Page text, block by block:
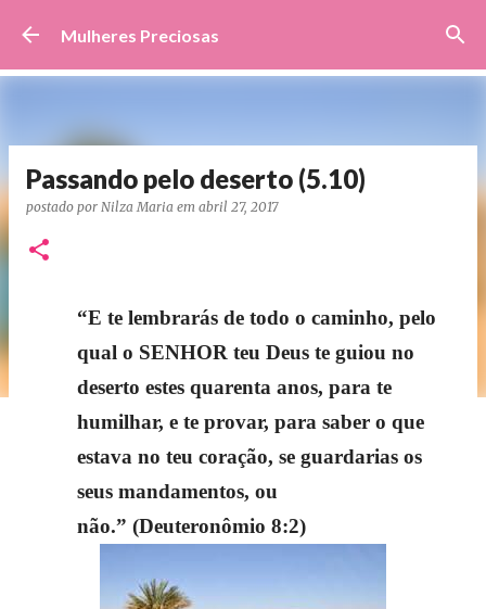
Pular para o conteúdo principal
Mulheres Preciosas
Passando pelo deserto (5.10)
postado por Nilza Maria em abril 27, 2017
“E te lembrarás de todo o caminho, pelo
qual o SENHOR teu Deus te guiou no
deserto estes quarenta anos, para te
humilhar, e te provar, para saber o que
estava no teu coração, se guardarias os
seus mandamentos, ou
não.” (Deuteronômio 8:2)